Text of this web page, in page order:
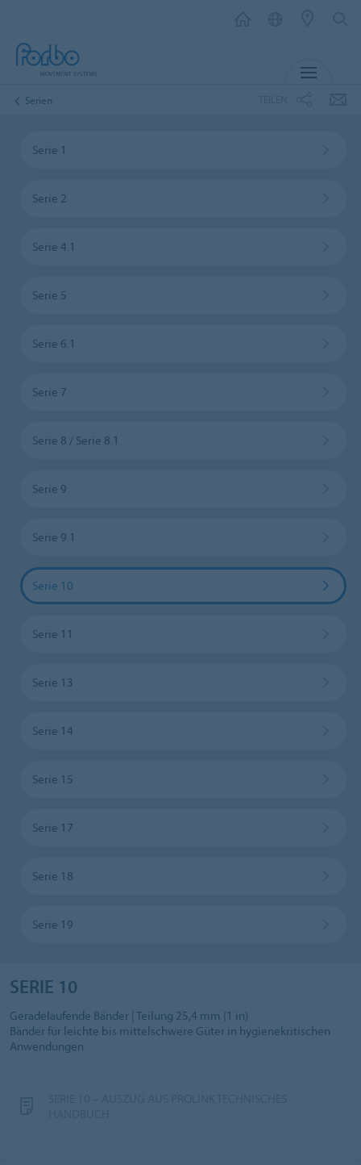
Serien
Serie 1
Serie 2
Serie 4.1
Serie 5
Serie 6.1
Serie 7
Serie 8 / Serie 8.1
Serie 9
Serie 9.1
Serie 10
Serie 11
Serie 13
Serie 14
Serie 15
Serie 17
Serie 18
Serie 19
SERIE 10
Geradelaufende Bänder | Teilung 25,4 mm (1 in)
Bänder für leichte bis mittelschwere Güter in hygienekritischen
Anwendungen